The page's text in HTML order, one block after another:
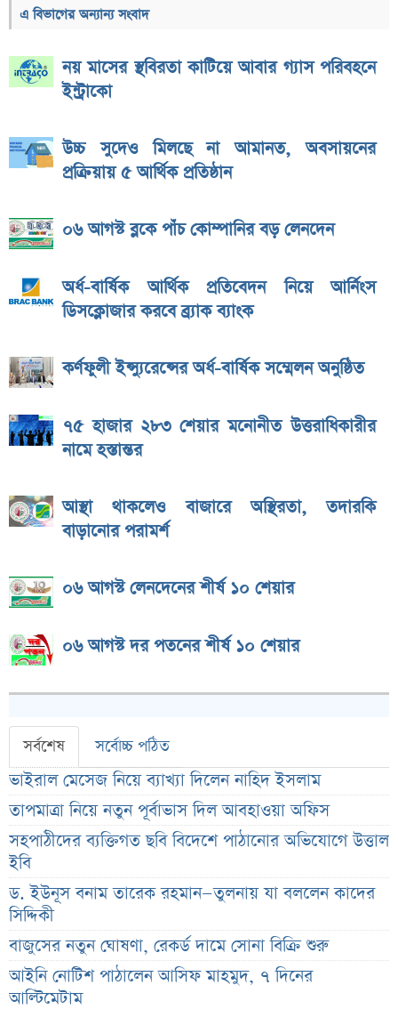
এ বিভাগের অন্যান্য সংবাদ
নয় মাসের স্থবিরতা কাটিয়ে আবার গ্যাস পরিবহনে
ইন্ট্রাকো
উচ্চ সুদেও মিলছে না আমানত, অবসায়নের
প্রক্রিয়ায় ৫ আর্থিক প্রতিষ্ঠান
০৬ আগস্ট ব্লকে পাঁচ কোম্পানির বড় লেনদেন
অর্ধ-বার্ষিক আর্থিক প্রতিবেদন নিয়ে আর্নিংস
ডিসক্লোজার করবে ব্র্যাক ব্যাংক
কর্ণফুলী ইন্স্যুরেন্সের অর্ধ-বার্ষিক সম্মেলন অনুষ্ঠিত
৭৫ হাজার ২৮৩ শেয়ার মনোনীত উত্তরাধিকারীর
নামে হস্তান্তর
আস্থা থাকলেও বাজারে অস্থিরতা, তদারকি
বাড়ানোর পরামর্শ
০৬ আগস্ট লেনদেনের শীর্ষ ১০ শেয়ার
০৬ আগস্ট দর পতনের শীর্ষ ১০ শেয়ার
সর্বশেষ সর্বোচ্চ পঠিত
ভাইরাল মেসেজ নিয়ে ব্যাখ্যা দিলেন নাহিদ ইসলাম
তাপমাত্রা নিয়ে নতুন পূর্বাভাস দিল আবহাওয়া অফিস
সহপাঠীদের ব্যক্তিগত ছবি বিদেশে পাঠানোর অভিযোগে উত্তাল
ইবি
ড. ইউনূস বনাম তারেক রহমান—তুলনায় যা বললেন কাদের
সিদ্দিকী
বাজুসের নতুন ঘোষণা, রেকর্ড দামে সোনা বিক্রি শুরু
আইনি নোটিশ পাঠালেন আসিফ মাহমুদ, ৭ দিনের
আল্টিমেটাম